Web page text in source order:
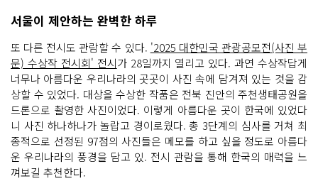
서울이 제안하는 완벽한 하루
또 다른 전시도 관람할 수 있다. '2025 대한민국 관광공모전(사진 부
문) 수상작 전시회' 전시가 28일까지 열리고 있다. 과연 수상작답게
너무나 아름다운 우리나라의 곳곳이 사진 속에 담겨져 있는 것을 감
상할 수 있었다. 대상을 수상한 작품은 전북 진안의 주천생태공원을
드론으로 촬영한 사진이었다. 이렇게 아름다운 곳이 한국에 있었다
니 사진 하나하나가 놀랍고 경이로웠다. 총 3단계의 심사를 거쳐 최
종적으로 선정된 97점의 사진들은 메모를 하고 싶을 정도로 아름다
운 우리나라의 풍경을 담고 있. 전시 관람을 통해 한국의 매력을 느
껴보길 추천한다.